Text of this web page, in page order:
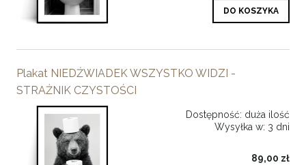
DO KOSZYKA
Plakat NIEDŹWIADEK WSZYSTKO WIDZI -
STRAŻNIK CZYSTOŚCI
Dostępność: duża ilość
Wysyłka w: 3 dni
89,00 zł